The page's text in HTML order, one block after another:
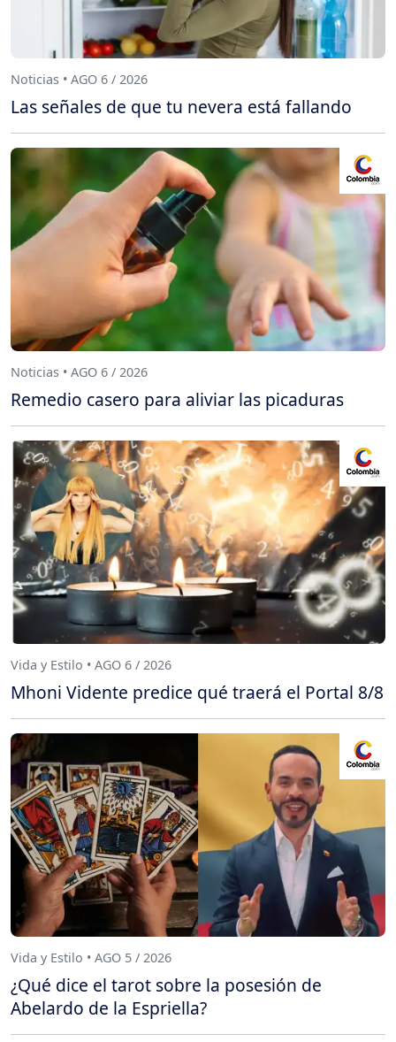
Noticias • AGO 6 / 2026
Las señales de que tu nevera está fallando
Noticias • AGO 6 / 2026
Remedio casero para aliviar las picaduras
Vida y Estilo • AGO 6 / 2026
Mhoni Vidente predice qué traerá el Portal 8/8
Vida y Estilo • AGO 5 / 2026
¿Qué dice el tarot sobre la posesión de
Abelardo de la Espriella?